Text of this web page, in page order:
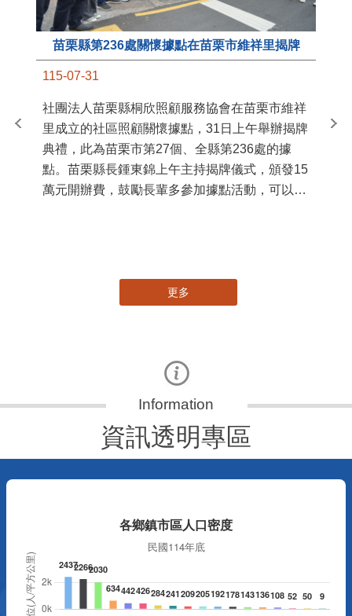
苗栗縣第236處關懷據點在苗栗市維祥里揭牌
115-07-31
社團法人苗栗縣桐欣照顧服務協會在苗栗市維祥
里成立的社區照顧關懷據點，31日上午舉辦揭牌
典禮，此為苗栗市第27個、全縣第236處的據
點。苗栗縣長鍾東錦上午主持揭牌儀式，頒發15
萬元開辦費，鼓勵長輩多參加據點活動，可以更
苗
更多
資訊透明專區